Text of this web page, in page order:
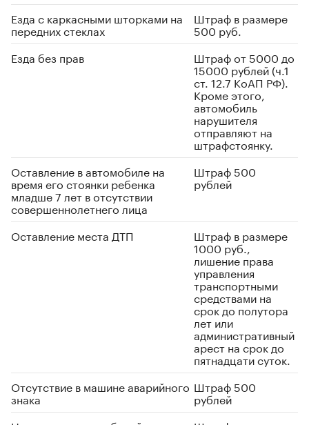
Езда с каркасными шторками на
передних стеклах
Штраф в размере
500 руб.
Езда без прав
Штраф от 5000 до
15000 рублей (ч.1
ст. 12.7 КоАП РФ).
Кроме этого,
автомобиль
нарушителя
отправляют на
штрафстоянку.
Оставление в автомобиле на
время его стоянки ребенка
младше 7 лет в отсутствии
совершеннолетнего лица
Штраф 500
рублей
Оставление места ДТП Штраф в размере
1000 руб.,
лишение права
управления
транспортными
средствами на
срок до полутора
лет или
административный
арест на срок до
пятнадцати суток.
Отсутствие в машине аварийного
знака
Штраф 500
рублей